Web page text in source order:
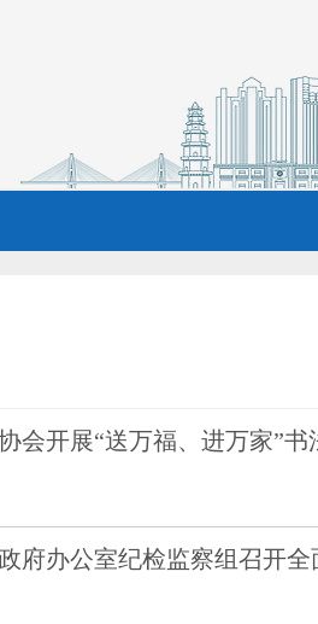
会开展“送万福、进万家”书
府办公室纪检监察组召开